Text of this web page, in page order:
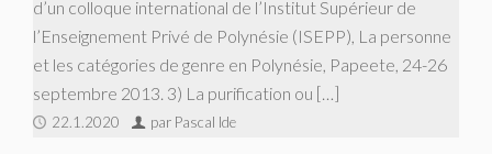
d’un colloque international de l’Institut Supérieur de
l’Enseignement Privé de Polynésie (ISEPP), La personne
et les catégories de genre en Polynésie, Papeete, 24-26
septembre 2013. 3) La purification ou […]
22.1.2020 par Pascal Ide